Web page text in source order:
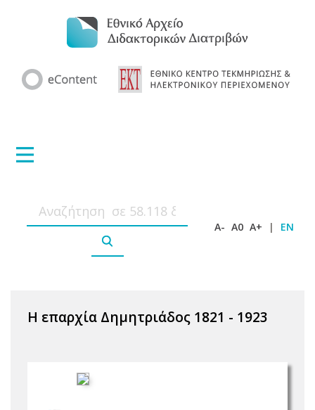
A- A0 A+ | EN
Η επαρχία Δημητριάδος 1821 - 1923